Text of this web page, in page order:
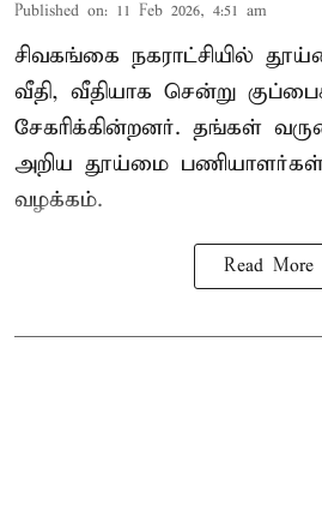
Published on: 11 Feb 2026, 4:51 am
சிவகங்கை நகராட்சியில்
வீதி, வீதியாக சென்று
சேகரிக்கின்றனர். தங்கள்
அறிய தூய்மை பணியாளர்கள்
வழக்கம்.
Read More